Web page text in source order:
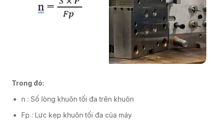
Trong đó:
n : Số lòng khuôn tối đa trên khuôn
Fp : Lực kẹp khuôn tối đa của máy